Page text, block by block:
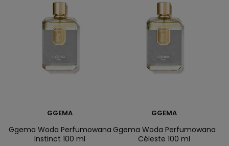
GGEMA
Ggema Woda Perfumowana
Instinct 100 ml
GGEMA
Ggema Woda Perfumowana
Céleste 100 ml